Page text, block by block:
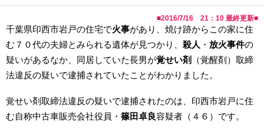
■2016/7/16 21：10 最終更新■
千葉県印西市岩戸の住宅で火事があり、焼け跡からこの家に住
む７０代の夫婦とみられる遺体が見つかり、 殺人 ・ 放火事件の
疑いがあるなか、同居していた長男が覚せい剤
（覚醒剤）取締
法違反の疑いで逮捕されていたことがわかりました。
覚せい剤取締法違反の疑いで逮捕されたのは、印西市岩戸に住
む自称中古車販売会社役員・ 篠田卓良容疑者（４６）です。